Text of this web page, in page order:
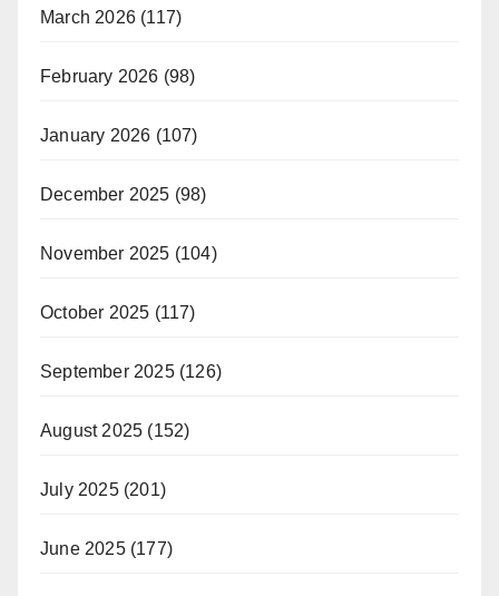
March 2026 (117)
February 2026 (98)
January 2026 (107)
December 2025 (98)
November 2025 (104)
October 2025 (117)
September 2025(126)
August 2025 (152)
July 2025(201)
June 2025(177)